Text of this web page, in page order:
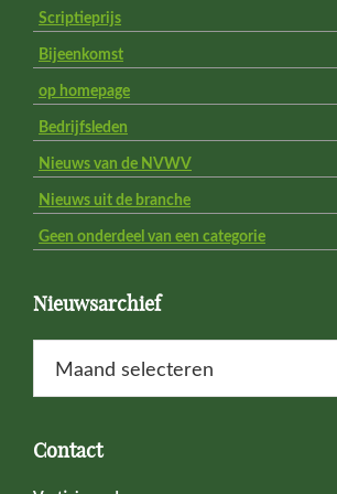
Scriptieprijs
Bijeenkomst
op homepage
Bedrijfsleden
Nieuws van de NVWV
Nieuws uit de branche
Geen onderdeel van een categorie
Nieuwsarchief
Contact